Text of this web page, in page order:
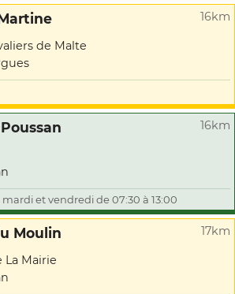
16km
de Malte
16km
mardi et vendredi de 07:30 à 13:00
Moulin 17km
La Mairie